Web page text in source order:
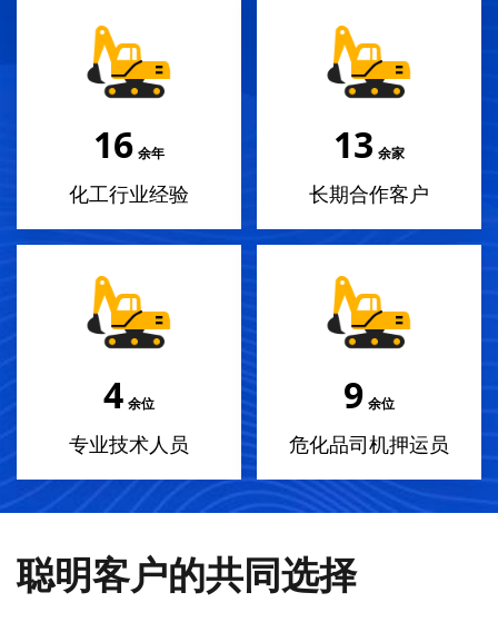
18 余年
化工行业经验
14 余家
长期合作客户
4 余位
专业技术人员
10 余位
危化品司机押运员
聪明客户的共同选择